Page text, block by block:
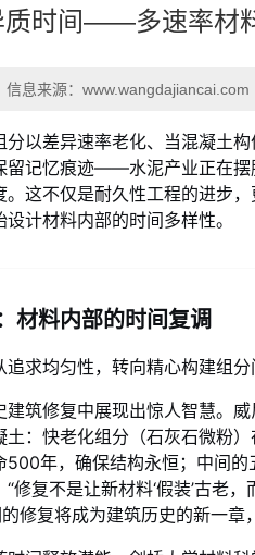
质时间——多速率材
信息来源： www.wangdajiancai.com
分以差异速率老化、当混凝土
留记忆痕迹——水泥产业正在摆
。这不仅是耐久性工程的进步
计材料内部的时间多样性。
材料内部的时间复调
求均匀性，转向精心构建组
建筑修复中展现出惊人智慧。
：快老化组分（石灰石微粉
500年，确保结构永恒；中间
修复不是让新材料‘假装’古老
修复将成为建筑历史的新一章